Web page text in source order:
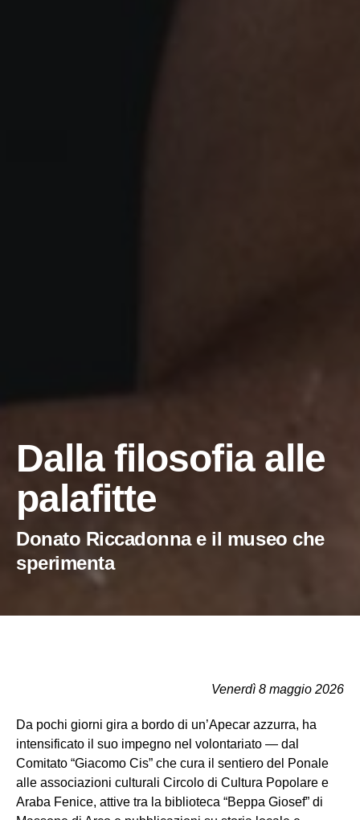
Dalla filosofia alle
palafitte
Donato Riccadonna e il museo che
sperimenta
Venerdì 8 maggio 2026
Da pochi giorni gira a bordo di un’Apecar azzurra, ha
intensificato il suo impegno nel volontariato — dal
Comitato “Giacomo Cis” che cura il sentiero del Ponale
alle associazioni culturali Circolo di Cultura Popolare e
Araba Fenice, attive tra la biblioteca “Beppa Giosef” di